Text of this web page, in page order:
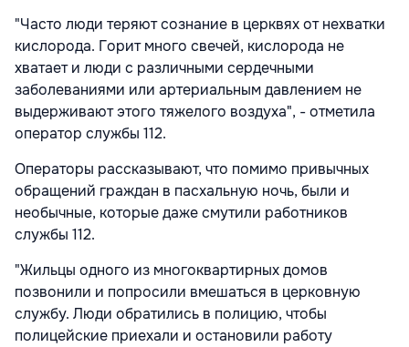
"Часто люди теряют сознание в церквях от нехватки
кислорода. Горит много свечей, кислорода не
хватает и люди с различными сердечными
заболеваниями или артериальным давлением не
выдерживают этого тяжелого воздуха", - отметила
оператор службы 112.
Операторы рассказывают, что помимо привычных
обращений граждан в пасхальную ночь, были и
необычные, которые даже смутили работников
службы 112.
"Жильцы одного из многоквартирных домов
позвонили и попросили вмешаться в церковную
службу. Люди обратились в полицию, чтобы
полицейские приехали и остановили работу